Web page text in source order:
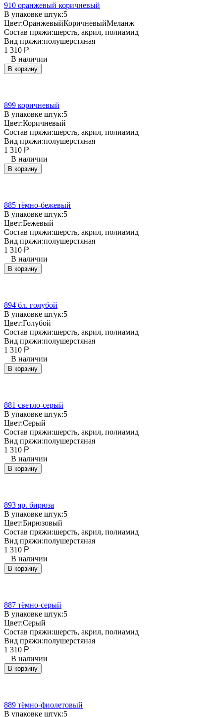
910 оранжевый коричневый
В упаковке штук:5
Цвет:ОранжевыйКоричневыйМеланж
Состав пряжи:шерсть, акрил, полиамид
Вид пряжи:полушерстяная
1 310 Р
В наличии
В корзину
899 коричневый
В упаковке штук:5
Цвет:Коричневый
Состав пряжи:шерсть, акрил, полиамид
Вид пряжи:полушерстяная
1 310 Р
В наличии
В корзину
885 тёмно-бежевый
В упаковке штук:5
Цвет:Бежевый
Состав пряжи:шерсть, акрил, полиамид
Вид пряжи:полушерстяная
1 310 Р
В наличии
В корзину
894 бл. голубой
В упаковке штук:5
Цвет:Голубой
Состав пряжи:шерсть, акрил, полиамид
Вид пряжи:полушерстяная
1 310 Р
В наличии
В корзину
881 светло-серый
В упаковке штук:5
Цвет:Серый
Состав пряжи:шерсть, акрил, полиамид
Вид пряжи:полушерстяная
1 310 Р
В наличии
В корзину
893 яр. бирюза
В упаковке штук:5
Цвет:Бирюзовый
Состав пряжи:шерсть, акрил, полиамид
Вид пряжи:полушерстяная
1 310 Р
В наличии
В корзину
887 тёмно-серый
В упаковке штук:5
Цвет:Серый
Состав пряжи:шерсть, акрил, полиамид
Вид пряжи:полушерстяная
1 310 Р
В наличии
В корзину
889 тёмно-фиолетовый
В упаковке штук:5